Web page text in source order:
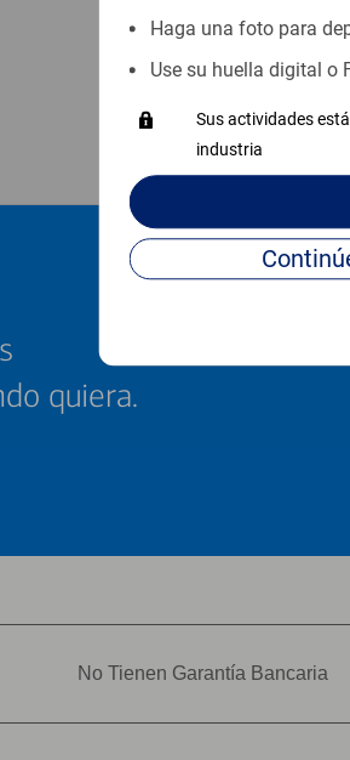
Haga una foto para
Use su huella digital o
Sus actividades
industria
quiera.
No Tienen Garantía Bancaria